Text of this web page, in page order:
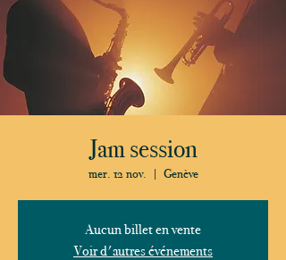
Jam session
mer. 12 nov.
  |
Genève
Aucun billet en vente
Voir d'autres événements